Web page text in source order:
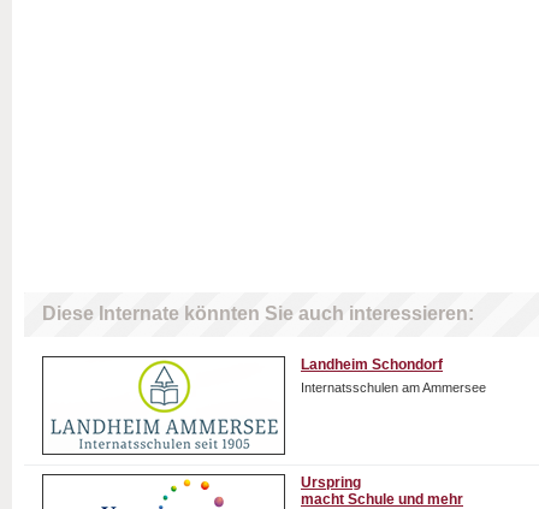
Diese Internate könnten Sie auch interessieren:
Landheim Schondorf
Internatsschulen am Ammersee
Urspring
macht Schule und mehr